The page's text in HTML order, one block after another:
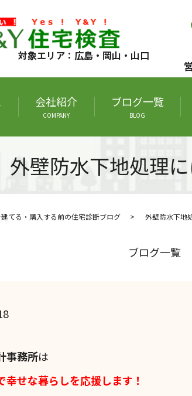
対象エリア：広島・岡山・山口
会社紹介
COMPANY
ブログ一覧
BLOG
外壁防水下地処理
てる・購入する前の住宅診断ブログ 外壁防水下地
ブログ一覧
事務所は
幸せな暮らしを応援します！